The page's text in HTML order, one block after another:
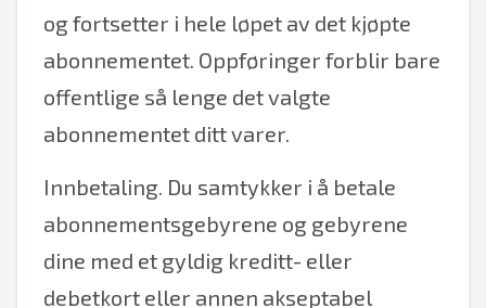
og fortsetter i hele løpet av det kjøpte
abonnementet. Oppføringer forblir bare
offentlige så lenge det valgte
abonnementet ditt varer.
Innbetaling. Du samtykker i å betale
abonnementsgebyrene og gebyrene
dine med et gyldig kreditt- eller
debetkort eller annen akseptabel